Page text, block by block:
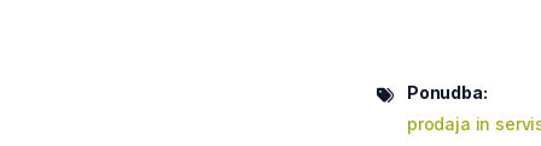
Ponudba:
prodaja in